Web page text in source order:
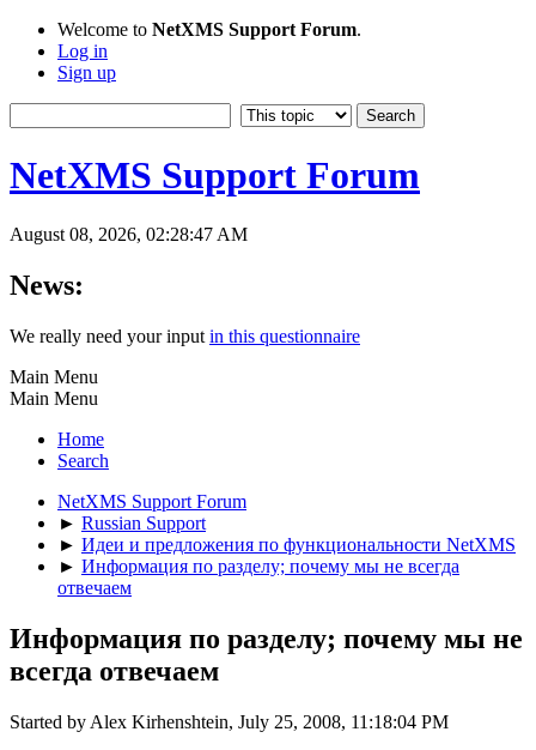
Welcome to NetXMS Support Forum.
Log in
Sign up
NetXMS Support Forum
August 08, 2026, 02:28:47 AM
News:
We really need your input in this questionnaire
Main Menu
Main Menu
Home
Search
NetXMS Support Forum
► Russian Support
► Идеи и предложения по функциональности NetXMS
► Информация по разделу; почему мы не всегда
отвечаем
Информация по разделу; почему мы не
всегда отвечаем
Started by Alex Kirhenshtein, July 25, 2008, 11:18:04 PM